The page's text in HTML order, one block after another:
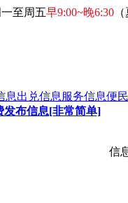
一至周五早9:00~晚6:30
息出兑信息 服务信息便
发布信息[非常简单]
信